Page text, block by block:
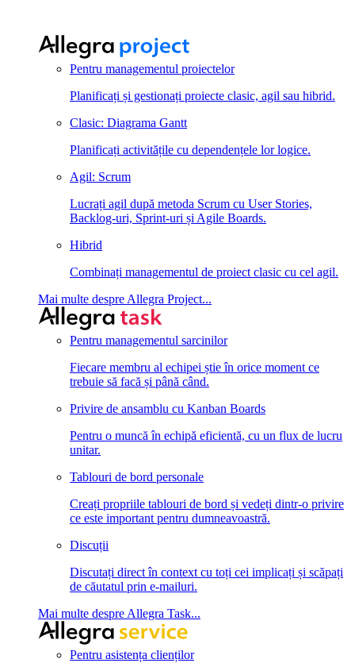
Pentru managementul proiectelor
Planificați și gestionați proiecte clasic, agil sau hibrid.
Clasic: Diagrama Gantt
Planificați activitățile cu dependențele lor logice.
Agil: Scrum
Lucrați agil după metoda Scrum cu User Stories,
Backlog-uri, Sprint-uri și Agile Boards.
Hibrid
Combinați managementul de proiect clasic cu cel agil.
Mai multe despre Allegra Project...
Pentru managementul sarcinilor
Fiecare membru al echipei știe în orice moment ce
trebuie să facă și până când.
Privire de ansamblu cu Kanban Boards
Pentru o muncă în echipă eficientă, cu un flux de lucru
unitar.
Tablouri de bord personale
Creați propriile tablouri de bord și vedeți dintr-o privire
ce este important pentru dumneavoastră.
Discuții
Discutați direct în context cu toți cei implicați și scăpați
de căutatul prin e-mailuri.
Mai multe despre Allegra Task...
Pentru asistența clienților